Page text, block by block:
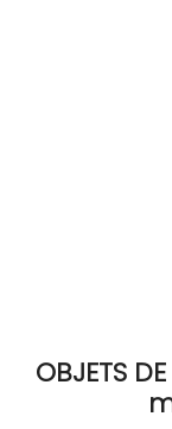
OBJETS